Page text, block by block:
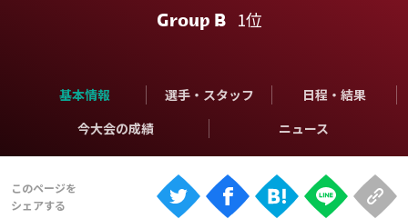
ランキング
Ranking
大会について
About
Group B 1位
基本情報 選手・スタッフ
日程・結果
今大会の成績
ニュース